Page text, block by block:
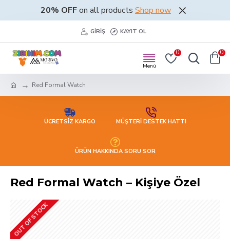
20% OFFon all products Shop now
GIRIŞ KAYIT OL
0 0
Red Formal Watch
ÜCRETSİZ KARGO MÜŞTERİ DESTEK HATTI
ÜRÜN HAKKINDA SORU SOR
Red Formal Watch – Kişiye Özel
OUT OF STOCK